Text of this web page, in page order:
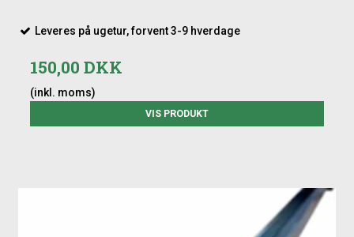
Leveres på ugetur, forvent 3-9 hverdage
150,00 DKK
(inkl. moms)
VIS PRODUKT